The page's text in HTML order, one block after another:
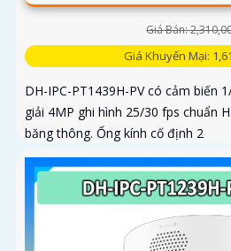
Giá Bán:
Giá Khuyến Mại:
DH-IPC-PT1439H-PV có cảm biến
giải 4MP ghi hình 25/30 fps chuẩn
băng thông. Ống kính cố định 2